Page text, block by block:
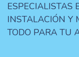
ESPECIALISTAS
INSTALACIÓN Y
TODO PARA TU